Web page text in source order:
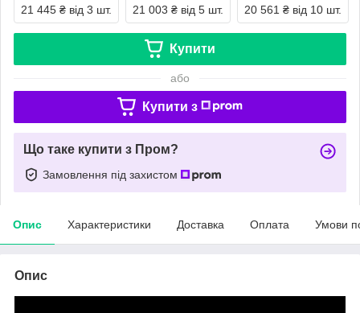
21 445 ₴ від 3 шт. 21 003 ₴ від 5 шт. 20 561 ₴ від 10 шт.
Купити
або
Купити з
Що таке купити з Пром?
Замовлення під захистом
Опис Характеристики Доставка Оплата Умови
Опис